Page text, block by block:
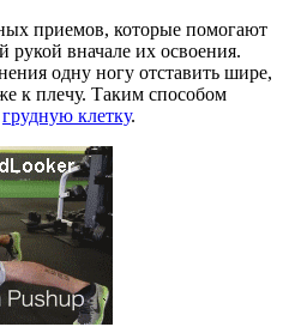
приемов, которые помогают
вначале их освоения.
одну ногу отставить шире,
к плечу. Таким способом
грудную клетку.